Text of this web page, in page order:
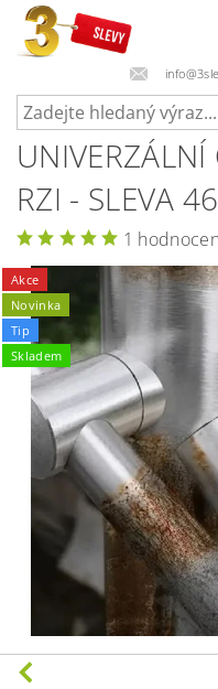
RZI - SLEVA
1
Akce
Novinka
Tip
Skladem